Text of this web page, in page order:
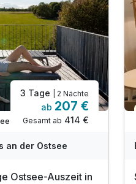
3 Tage | 2 Nächte
ab 207 €
Gesamt ab 414 €
an der Ostsee
Ostsee-Auszeit in